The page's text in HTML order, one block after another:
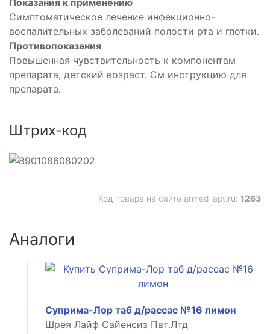
Показания к применению
Симптоматическое лечение инфекционно-
воспалительных заболеваний полости рта и глотки.
Противопоказания
Повышенная чувствительность к компонентам
препарата, детский возраст. См инструкцию для
препарата.
Штрих-код
Код товара на сайте armed-apt.ru: 1263
Аналоги
Суприма-Лор таб д/рассас №16 лимон
Шрея Лайф Сайенсиз Пвт.Лтд